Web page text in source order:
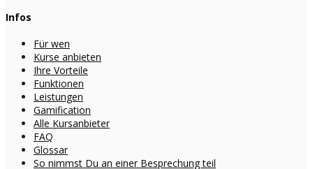
Infos
Für wen
Kurse anbieten
Ihre Vorteile
Funktionen
Leistungen
Gamification
Alle Kursanbieter
FAQ
Glossar
So nimmst Du an einer Besprechung teil